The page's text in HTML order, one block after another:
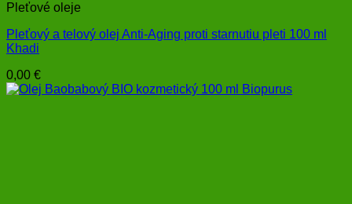
Pleťové oleje
Pleťový a telový olej Anti-Aging proti starnutiu pleti 100 ml
Khadi
0,00 €